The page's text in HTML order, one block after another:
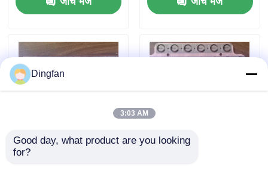
समाचार
शुद्ध निकल पट्टी
चौड़ाई 2-100 मिमी निकेल
Dingfan
3:03 AM
Good day, what product are you looking
for?